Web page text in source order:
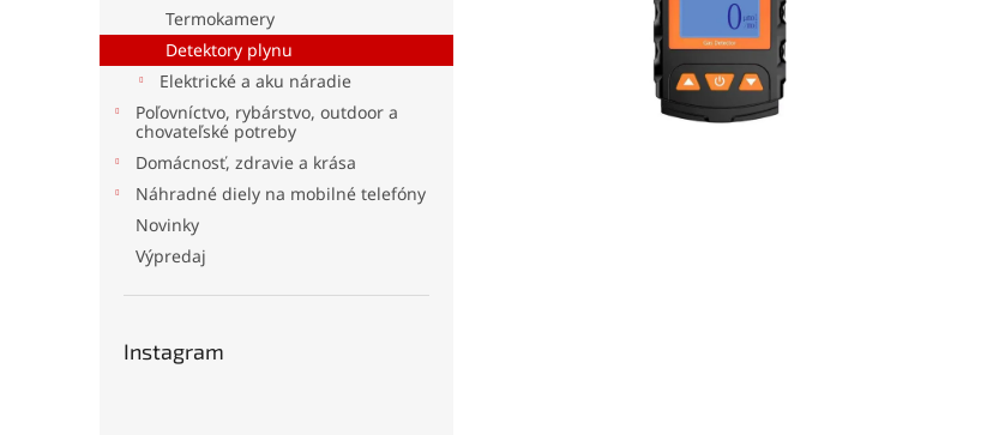
Termokamery
Detektory plynu
Elektrické a aku náradie
Poľovníctvo, rybárstvo, outdoor a
chovateľské potreby
Domácnosť, zdravie a krása
Náhradné diely na mobilné telefóny
Novinky
Výpredaj
Instagram